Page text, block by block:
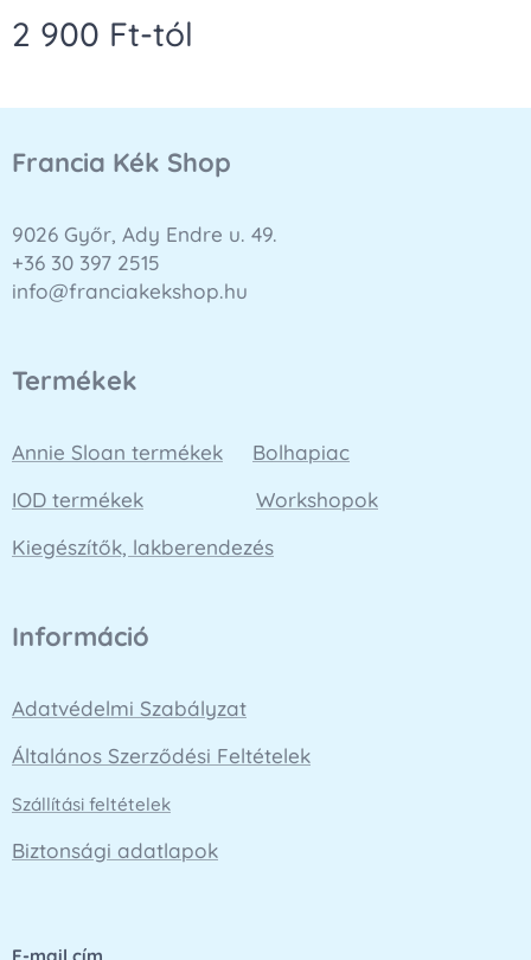
2 900 Ft-tól
Francia Kék Shop
9026 Győr, Ady Endre u. 49.
+36 30 397 2515
info@franciakekshop.hu
Termékek
Annie Sloan termékek
Bolhapiac
IOD termékek
Workshopok
Kiegészítők, lakberendezés
Információ
Adatvédelmi Szabályzat
Általános Szerződési Feltételek
Szállítási feltételek
Biztonsági adatlapok